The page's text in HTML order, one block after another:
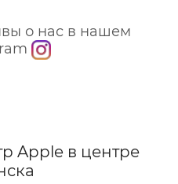
о нас в нашем
Apple в центре